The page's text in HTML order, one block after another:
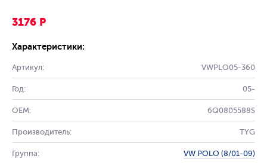
3176 Р
Характеристики:
Артикул: VWPLO05-360
Год: 05-
OEM: 6Q0805588S
Производитель: TYG
Группа: VW POLO (8/01-09)